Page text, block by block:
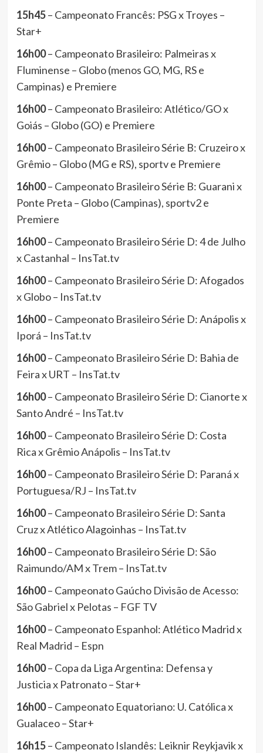
15h45– Campeonato Francês: PSG x Troyes –
Star+
16h00– Campeonato Brasileiro: Palmeiras x
Fluminense – Globo (menos GO, MG, RS e
Campinas) e Premiere
16h00– Campeonato Brasileiro: Atlético/GO x
Goiás – Globo (GO) e Premiere
16h00– Campeonato Brasileiro Série B: Cruzeiro x
Grêmio – Globo (MG e RS), sportv e Premiere
16h00– Campeonato Brasileiro Série B: Guarani x
Ponte Preta – Globo (Campinas), sportv2 e
Premiere
16h00– Campeonato Brasileiro Série D: 4 de Julho
x Castanhal – InsTat.tv
16h00– Campeonato Brasileiro Série D: Afogados
x Globo – InsTat.tv
16h00– Campeonato Brasileiro Série D: Anápolis x
Iporá – InsTat.tv
16h00– Campeonato Brasileiro Série D: Bahia de
Feira x URT – InsTat.tv
16h00– Campeonato Brasileiro Série D: Cianorte x
Santo André – InsTat.tv
16h00– Campeonato Brasileiro Série D: Costa
Rica x Grêmio Anápolis – InsTat.tv
16h00– Campeonato Brasileiro Série D: Paraná x
Portuguesa/RJ – InsTat.tv
16h00– Campeonato Brasileiro Série D: Santa
Cruz x Atlético Alagoinhas – InsTat.tv
16h00– Campeonato Brasileiro Série D: São
Raimundo/AM x Trem – InsTat.tv
16h00– Campeonato Gaúcho Divisão de Acesso:
São Gabriel x Pelotas – FGF TV
16h00– Campeonato Espanhol: Atlético Madrid x
Real Madrid – Espn
16h00– Copa da Liga Argentina: Defensa y
Justicia x Patronato – Star+
16h00– Campeonato Equatoriano: U. Católica x
Gualaceo – Star+
16h15– Campeonato Islandês: Leiknir Reykjavik x